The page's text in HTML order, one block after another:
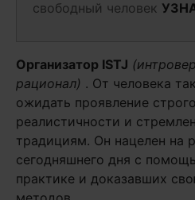
свободный человек
Организатор ISTJ
рационал) . От человека
ожидать проявление
реалистичности и
традициям. Он нацелен на
сегодняшнего дня с
практике и доказавших